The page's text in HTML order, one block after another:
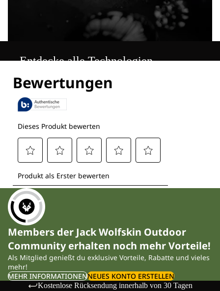
Entdecke alle Technologien
Members der Jack Wolfskin Outdoor
Community erhalten noch mehr Vorteile!
Als Mitglied genießt du exklusive Vorteile, Rabatte und vieles
mehr!
MEHR INFORMATIONENNEUES KONTO ERSTELLEN
Kostenlose Rücksendung innerhalb von 30 Tagen